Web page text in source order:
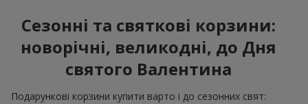
Сезонні та святкові корзини:
новорічні, великодні, до Дня
святого Валентина
Подарункові корзини купити варто і до сезонних свят: